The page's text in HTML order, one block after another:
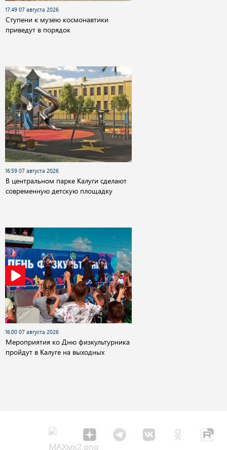
17:49 07 августа 2026
Cтупени к музею космонавтики
приведут в порядок
16:59 07 августа 2026
В центральном парке Калуги сделают
современную детскую площадку
16:00 07 августа 2026
Мероприятия ко Дню физкультурника
пройдут в Калуге на выходных